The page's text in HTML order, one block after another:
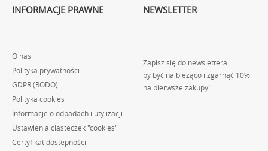
INFORMACJE PRAWNE
O nas
Polityka prywatności
GDPR (RODO)
Polityka cookies
Informacje o odpadach i utylizacji
Ustawienia ciasteczek "cookies"
Certyfikat dostępności
NEWSLETTER
Zapisz się do newslettera
by być na bieżąco i zgarnąć 10%
na pierwsze zakupy!